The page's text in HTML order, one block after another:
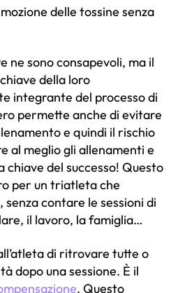
delle tossine senza
ne sono consapevoli, ma il
della loro
integrante del processo di
permette anche di evitare
e quindi il rischio
al meglio gli allenamenti e
chiave del successo! Questo
per un triatleta che
contare le sessioni di
il lavoro, la famiglia…
di ritrovare tutte o
dopo una sessione. È il
. Questo